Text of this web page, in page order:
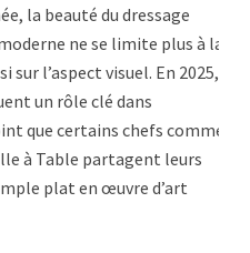
la beauté du dressage
ne se limite plus à la
sur l’aspect visuel. En 2025,
un rôle clé dans
que certains chefs comme
à Table partagent leurs
plat en œuvre d’art